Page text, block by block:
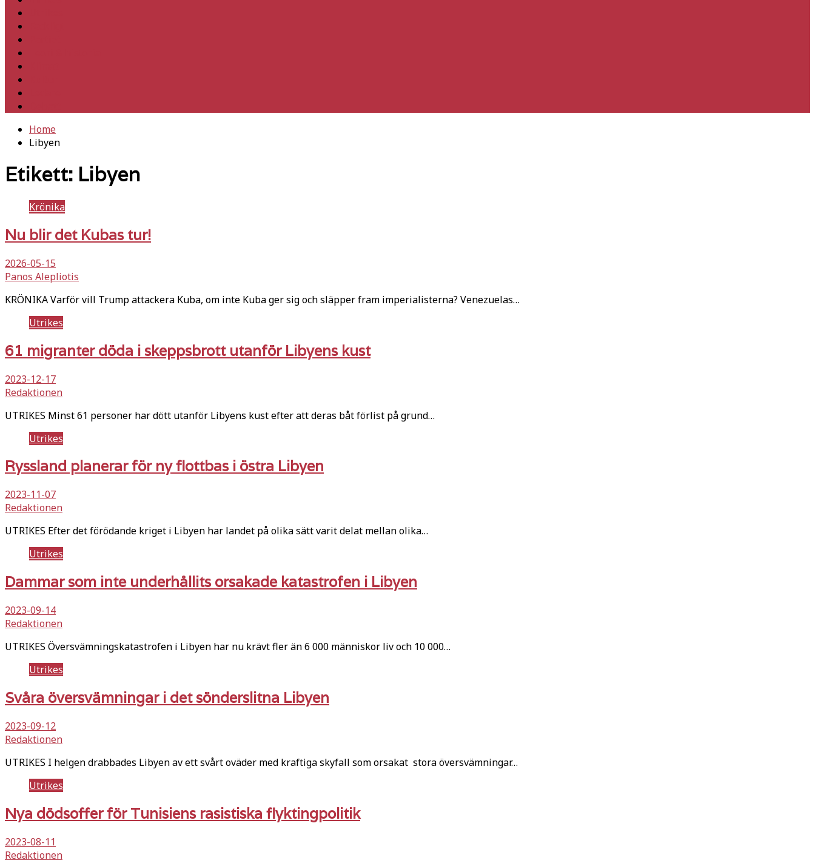
Home
Libyen
Etikett: Libyen
Krönika
Nu blir det Kubas tur!
2026-05-15
Panos Alepliotis
KRÖNIKA Varför vill Trump attackera Kuba, om inte Kuba ger sig och släpper fram imperialisterna? Venezuelas…
Utrikes
61 migranter döda i skeppsbrott utanför Libyens kust
2023-12-17
Redaktionen
UTRIKES Minst 61 personer har dött utanför Libyens kust efter att deras båt förlist på grund…
Utrikes
Ryssland planerar för ny flottbas i östra Libyen
2023-11-07
Redaktionen
UTRIKES Efter det förödande kriget i Libyen har landet på olika sätt varit delat mellan olika…
Utrikes
Dammar som inte underhållits orsakade katastrofen i Libyen
2023-09-14
Redaktionen
UTRIKES Översvämningskatastrofen i Libyen har nu krävt fler än 6 000 människor liv och 10 000…
Utrikes
Svåra översvämningar i det sönderslitna Libyen
2023-09-12
Redaktionen
UTRIKES I helgen drabbades Libyen av ett svårt oväder med kraftiga skyfall som orsakat stora översvämningar…
Utrikes
Nya dödsoffer för Tunisiens rasistiska flyktingpolitik
2023-08-11
Redaktionen